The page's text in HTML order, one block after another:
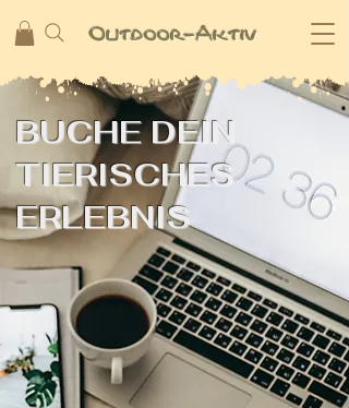
Outdoor-Aktiv
BUCHE DEIN
TIERISCHES
ERLEBNIS